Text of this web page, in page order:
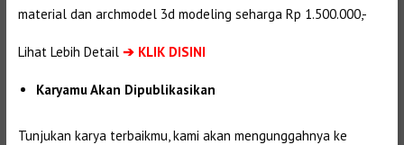
material dan archmodel 3d modeling seharga Rp 1.500.000,-
Lihat Lebih Detail ➔ KLIK DISINI
Karyamu Akan Dipublikasikan
Tunjukan karya terbaikmu, kami akan mengunggahnya ke